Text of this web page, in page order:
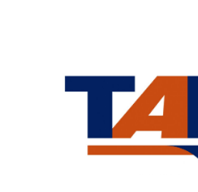
Inicio / Privado: Servicios /